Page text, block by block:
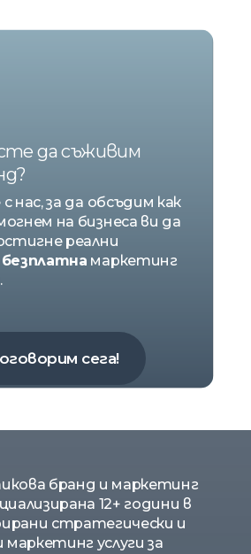
да съживим
нас, за да обсъдим как
на бизнеса ви да
реални
безплатна маркетинг
сега!
бранд и маркетинг
12+ години в
стратегически и
услуги за